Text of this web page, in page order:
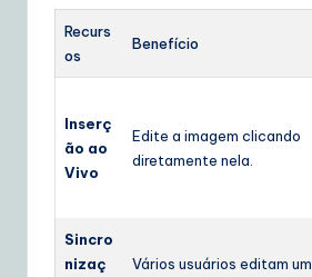
Recurs
os
Benefício
Inserç
ão ao
Vivo
Edite a imagem clicando
diretamente nela.
Sincro
nizaç
Vários usuários editam um